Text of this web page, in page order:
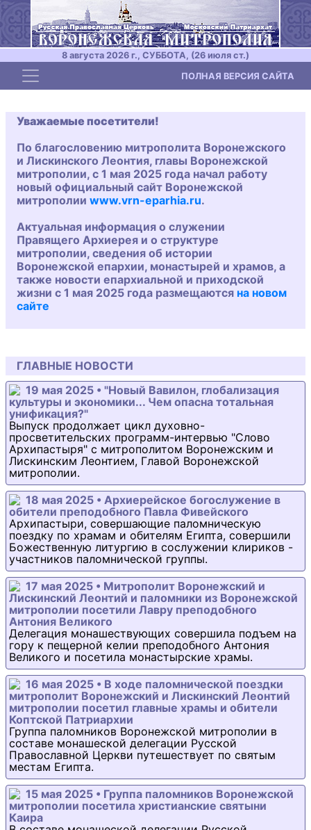
8 августа 2026 г., СУББОТА, (26 июля ст.)
Toggle navigation ПОЛНАЯ ВЕРСИЯ САЙТА
Уважаемые посетители!
По благословению митрополита Воронежского
и Лискинского Леонтия, главы Воронежской
митрополии, с 1 мая 2025 года начал работу
новый официальный сайт Воронежской
митрополии www.vrn-eparhia.ru.
Актуальная информация о служении
Правящего Архиерея и о структуре
митрополии, сведения об истории
Воронежской епархии, монастырей и храмов, а
также новости епархиальной и приходской
жизни с 1 мая 2025 года размещаются на новом
сайте
ГЛАВНЫЕ НОВОСТИ
19 мая 2025 • "Новый Вавилон, глобализация
культуры и экономики... Чем опасна тотальная
унификация?"
Выпуск продолжает цикл духовно-
просветительских программ-интервью "Слово
Архипастыря" с митрополитом Воронежским и
Лискинским Леонтием, Главой Воронежской
митрополии.
18 мая 2025 • Архиерейское богослужение в
обители преподобного Павла Фивейского
Архипастыри, совершающие паломническую
поездку по храмам и обителям Египта, совершили
Божественную литургию в сослужении клириков -
участников паломнической группы.
17 мая 2025 • Митрополит Воронежский и
Лискинский Леонтий и паломники из Воронежской
митрополии посетили Лавру преподобного
Антония Великого
Делегация монашествующих совершила подъем на
гору к пещерной келии преподобного Антония
Великого и посетила монастырские храмы.
16 мая 2025 • В ходе паломнической поездки
митрополит Воронежский и Лискинский Леонтий
митрополии посетил главные храмы и обители
Коптской Патриархии
Группа паломников Воронежской митрополии в
составе монашеской делегации Русской
Православной Церкви путешествует по святым
местам Египта.
15 мая 2025 • Группа паломников Воронежской
митрополии посетила христианские святыни
Каира